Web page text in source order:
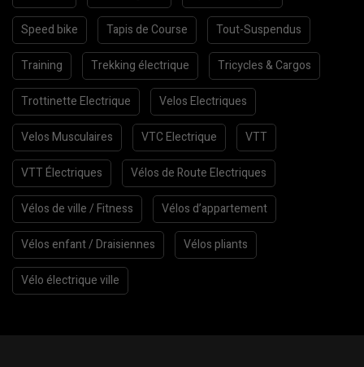
Speed bike Tapis de Course Tout-Suspendus
Training Trekking électrique Tricycles & Cargos
Trottinette Electrique Velos Electriques
Velos Musculaires VTC Electrique VTT
VTT Électriques Vélos de Route Electriques
Vélos de ville / Fitness Vélos d’appartement
Vélos enfant / Draisiennes Vélos pliants
Vélo électrique ville